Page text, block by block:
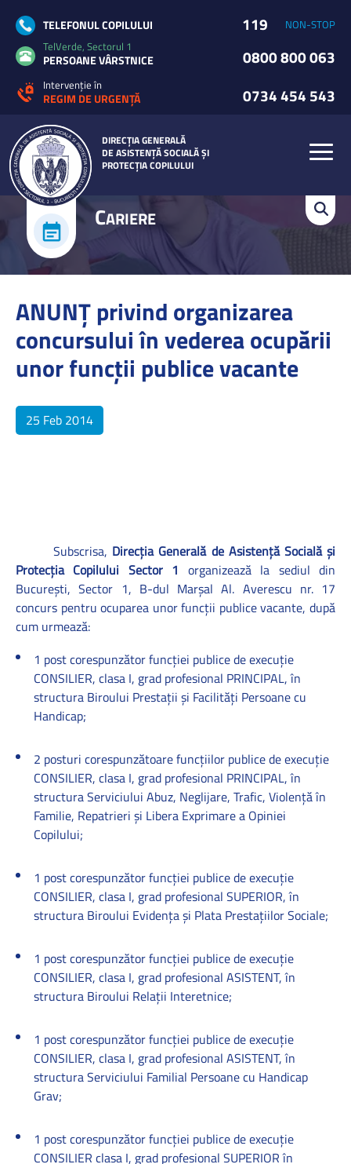
DIRECȚIA GENERALĂ
DE ASISTENȚĂ SOCIALĂ ȘI
PROTECȚIA COPILULUI
TELEFONUL COPILULUI 119
NON-STOP
TelVerde, Sectorul 1
PERSOANE VÂRSTNICE 0800 800 063
Intervenție în
REGIM DE URGENȚĂ 0734 454 543
CARIERE
ANUNŢ privind organizarea
concursului în vederea ocupării
unor funcţii publice vacante
25 Feb 2014
Subscrisa, Direcţia Generală de Asistenţă Socială şi
Protecţia Copilului Sector 1 organizează la sediul din
Bucureşti, Sector 1, B-dul Marşal Al. Averescu nr. 17
concurs pentruocuparea unor funcţii publice vacante, după
cum urmează:
1 post corespunzător funcţiei publice de execuţie
CONSILIER, clasa I, grad profesional PRINCIPAL, în
structura Biroului Prestaţii şi Facilităţi Persoane cu
Handicap;
2 posturi corespunzătoare funcţiilor publice de execuţie
CONSILIER, clasa I, grad profesional PRINCIPAL, în
structura Serviciului Abuz, Neglijare, Trafic, Violenţă în
Familie, Repatrieri şi Libera Exprimare a Opiniei
Copilului;
1 post corespunzător funcţiei publice de execuţie
CONSILIER, clasa I, grad profesional SUPERIOR, în
structura Biroului Evidenţa şi Plata Prestaţiilor Sociale;
1 post corespunzător funcţiei publice de execuţie
CONSILIER, clasa I, grad profesional ASISTENT, în
structura Biroului Relaţii Interetnice;
1 post corespunzător funcţiei publice de execuţie
CONSILIER, clasa I, grad profesional ASISTENT, în
structura Serviciului Familial Persoane cu Handicap
Grav;
1 post corespunzător funcţiei publice de execuţie
CONSILIER clasa I, grad profesional SUPERIOR în